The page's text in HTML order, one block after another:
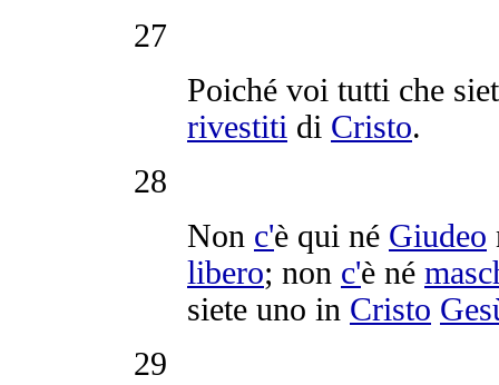
27
Poiché voi tutti che
rivestiti di Cristo.
28
Non c'è qui né Giudeo
libero; non c'è né
siete uno in Cristo
29